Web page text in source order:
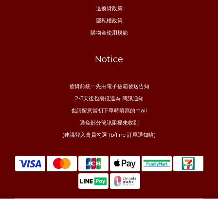
退換貨政策
隱私權政策
購物金使用規範
Notice
發貨前統一先由電子信箱發送告知
2-3天後包裹抵達為 簡訊通知
也請留意當初下單時填寫的mail
避免部分簡訊阻擾未收到
(建議登入會員勾選 fb/line 訂單通知唷)